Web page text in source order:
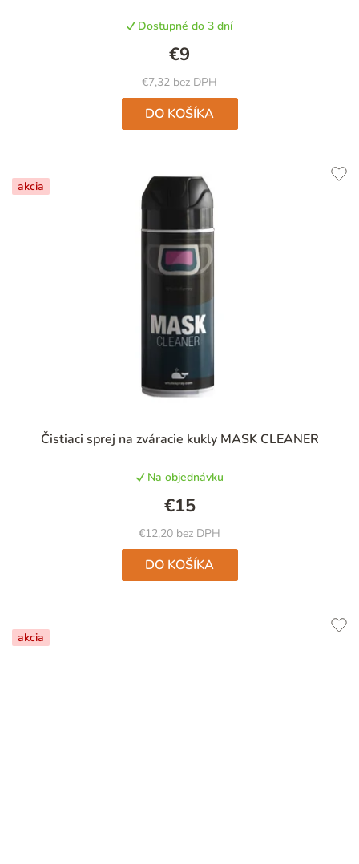
Dostupné do 3 dní
€7,32 bez DPH
€9
DO KOŠÍKA
akcia
Čistiaci sprej na zváracie kukly MASK CLEANER
hodnotenie
je
4,6
z
5
hviezdičiek.
Na objednávku
€12,20 bez DPH
€15
DO KOŠÍKA
akcia